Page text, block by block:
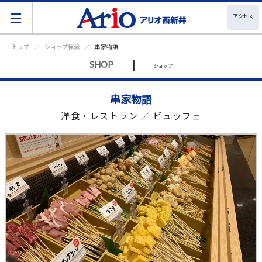
アクセス
トップ ショップ検索 串家物語
SHOP | ショップ
串家物語
洋食・レストラン ／ ビュッフェ